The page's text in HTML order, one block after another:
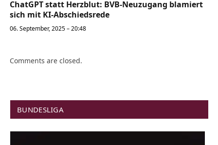
ChatGPT statt Herzblut: BVB-Neuzugang blamiert
sich mit KI-Abschiedsrede
06. September, 2025 – 20:48
Comments are closed.
BUNDESLIGA